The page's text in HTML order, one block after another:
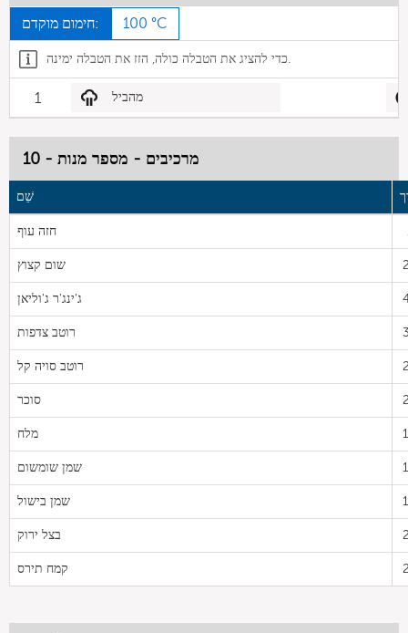
חימום מוקדם: 100 °C
כדי להציג את הטבלה כולה, הזז את הטבלה ימינה.
1 מהביל
מרכיבים - מספר מנות - 10
שֵׁם
חזה עוף
שום קצוץ
ג'ינג'ר ג'וליאן
רוטב צדפות
רוטב סויה קל
סוכר
מלח
שמן שומשום
שמן בישול
בצל ירוק
קמח תירס